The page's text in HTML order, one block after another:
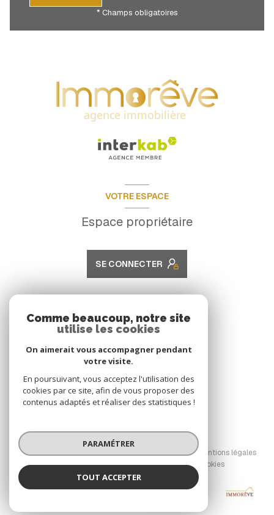
* Champs obligatoires
IMMORÊVE
VOTRE ESPACE
Espace propriétaire
SE CONNECTER
ADHÉRENTS
Nos honoraires
Nos partenaires
Mentions légales
Admin
Politique RGPD Cookies
Réalisé par :
Comme beaucoup, notre site
utilise les cookies
On aimerait vous accompagner pendant
votre visite.
En poursuivant, vous acceptez l'utilisation des
cookies par ce site, afin de vous proposer des
contenus adaptés et réaliser des statistiques !
PARAMÉTRER
TOUT ACCEPTER